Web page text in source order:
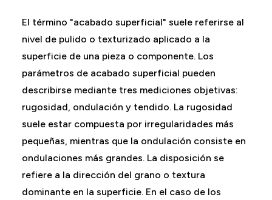
El término "acabado superficial" suele referirse al
nivel de pulido o texturizado aplicado a la
superficie de una pieza o componente. Los
parámetros de acabado superficial pueden
describirse mediante tres mediciones objetivas:
rugosidad, ondulación y tendido. La rugosidad
suele estar compuesta por irregularidades más
pequeñas, mientras que la ondulación consiste en
ondulaciones más grandes. La disposición se
refiere a la dirección del grano o textura
dominante en la superficie. En el caso de los